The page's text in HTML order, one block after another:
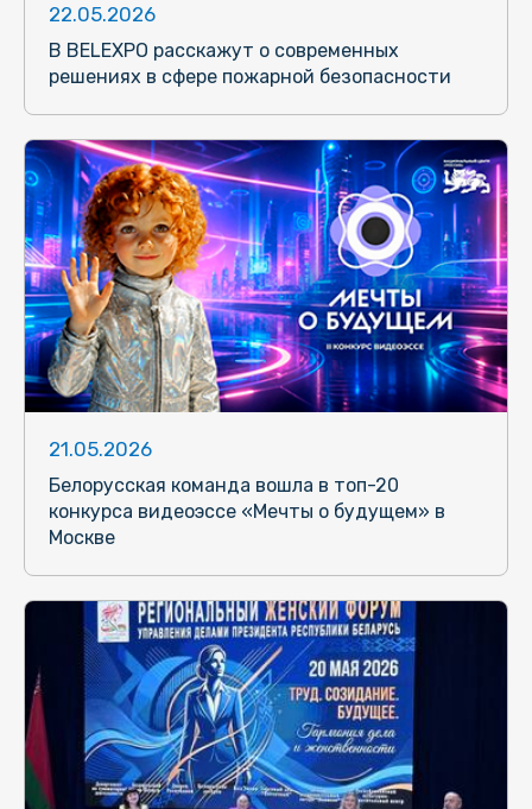
22.05.2026
В BELEXPO расскажут о современных
решениях в сфере пожарной безопасности
21.05.2026
Белорусская команда вошла в топ-20
конкурса видеоэссе «Мечты о будущем» в
Москве